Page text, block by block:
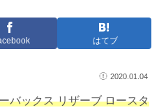
はてブ
2020.01.04
バックス リザーブ ロースタ